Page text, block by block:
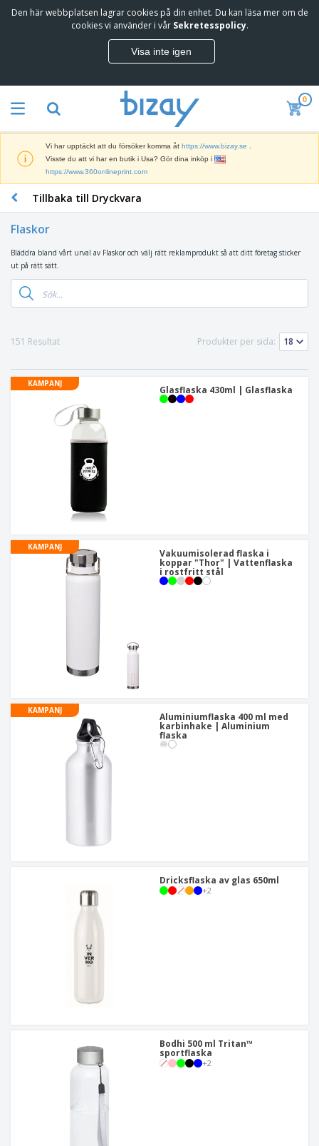
Den här webbplatsen lagrar cookies på din enhet. Du kan läsa mer om de
cookies vi använder i vår Sekretesspolicy.
Visa inte igen
0
Vi har upptäckt att du försöker komma åt https://www.bizay.se
Visste du att vi har en butik i Usa? Gör dina inköp i
https://www.360onlineprint.com
Tillbaka till Dryckvara
Flaskor
Bläddra bland vårt urval av Flaskor och välj rätt reklamprodukt så att ditt företag sticker
ut på rätt sätt.
151 Resultat Produkter per sida:
KAMPANJ
Glasflaska 430ml | Glasflaska
KAMPANJ
Vakuumisolerad flaska i
koppar "Thor" | Vattenflaska
i rostfritt stål
KAMPANJ
Aluminiumflaska 400 ml med
karbinhake | Aluminium
flaska
Dricksflaska av glas 650ml
+2
Bodhi 500 ml Tritan™
sportflaska
+2